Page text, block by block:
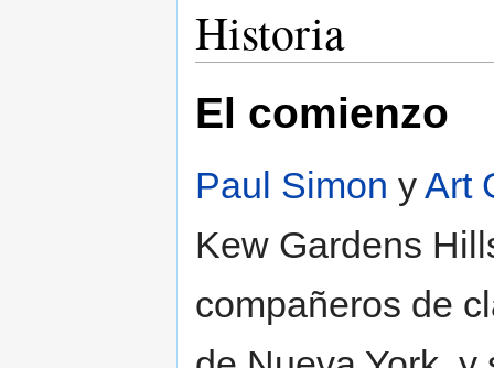
Historia
El comienzo
Paul Simon yArt
Kew Gardens
compañeros de